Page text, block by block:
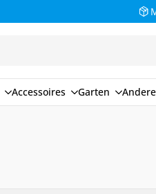
Accessoires Garten